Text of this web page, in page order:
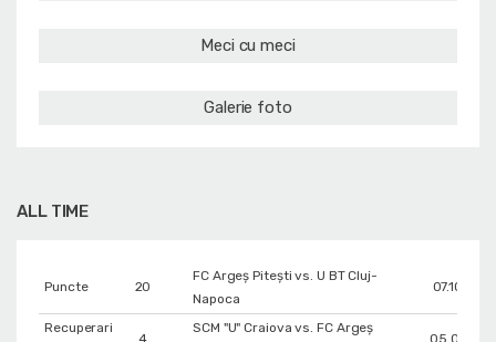
Meci cu meci
Galerie foto
ALL TIME
Puncte 20
FC Argeș Pitești vs. U BT Cluj-
Napoca
Recuperari
4
SCM "U" Craiova vs. FC Argeș